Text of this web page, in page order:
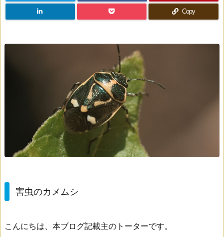
Copy
害虫のカメムシ
こんにちは、本ブログ記載主のトーターです。